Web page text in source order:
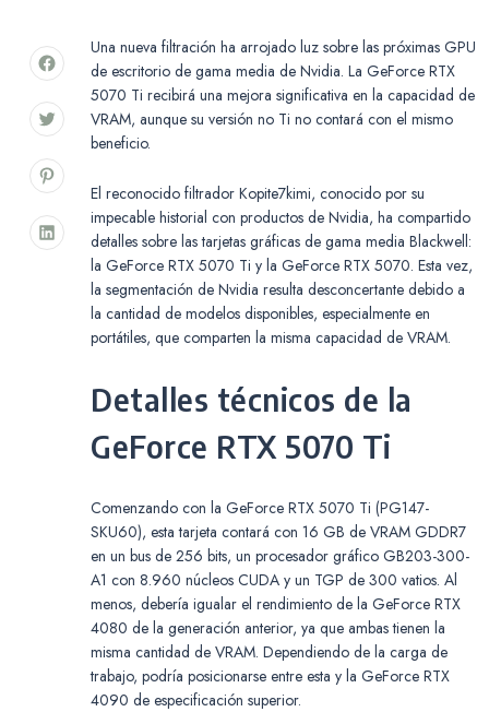
Una nueva filtración ha arrojado luz sobre las próximas GPU
de escritorio de gama media de Nvidia. La GeForce RTX
5070 Ti recibirá una mejora significativa en la capacidad de
VRAM, aunque su versión no Ti no contará con el mismo
beneficio.
El reconocido filtrador Kopite7kimi, conocido por su
impecable historial con productos de Nvidia, ha compartido
detalles sobre las tarjetas gráficas de gama media Blackwell:
la GeForce RTX 5070 Ti y la GeForce RTX 5070. Esta vez,
la segmentación de Nvidia resulta desconcertante debido a
la cantidad de modelos disponibles, especialmente en
portátiles, que comparten la misma capacidad de VRAM.
Detalles técnicos de la
GeForce RTX 5070 Ti
Comenzando con la GeForce RTX 5070 Ti (PG147-
SKU60), esta tarjeta contará con 16 GB de VRAM GDDR7
en un bus de 256 bits, un procesador gráfico GB203-300-
A1 con 8.960 núcleos CUDA y un TGP de 300 vatios. Al
menos, debería igualar el rendimiento de la GeForce RTX
4080 de la generación anterior, ya que ambas tienen la
misma cantidad de VRAM. Dependiendo de la carga de
trabajo, podría posicionarse entre esta y la GeForce RTX
4090 de especificación superior.